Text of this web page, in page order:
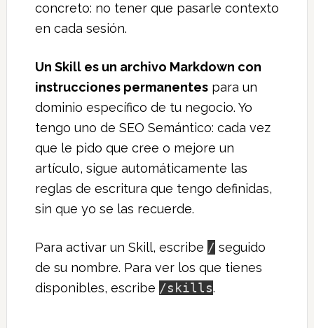
concreto: no tener que pasarle contexto
en cada sesión.
Un Skill es un archivo Markdown con
instrucciones permanentespara un
dominio específico de tu negocio. Yo
tengo uno de SEO Semántico: cada vez
que le pido que cree o mejore un
artículo, sigue automáticamente las
reglas de escritura que tengo definidas,
sin que yo se las recuerde.
Para activar un Skill, escribe / seguido
de su nombre. Para ver los que tienes
disponibles, escribe /skills.